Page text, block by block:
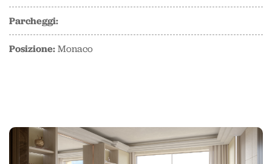
Parcheggi:
Posizione:Monaco